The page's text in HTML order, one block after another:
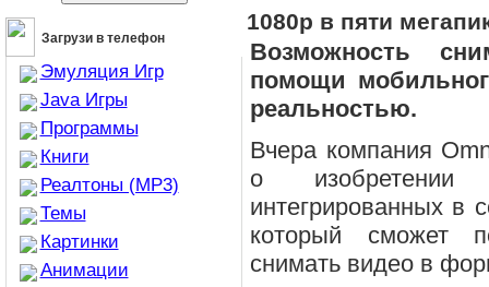
Загрузи в телефон
Эмуляция Игр
Java Игры
Программы
Книги
Реалтоны (MP3)
Темы
Картинки
Анимации
1080p в пяти
Возможность
помощи
реальностью.
Вчера компания
о
интегрированных в
который сможет
снимать видео в